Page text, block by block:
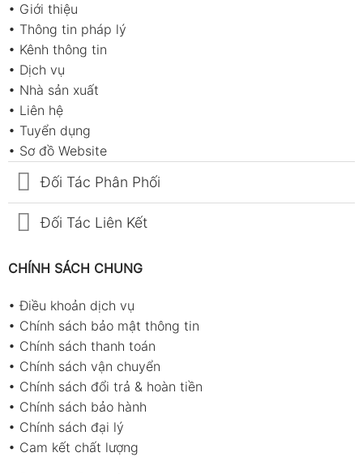
• Giới thiệu
• Thông tin pháp lý
• Kênh thông tin
• Dịch vụ
• Nhà sản xuất
• Liên hệ
• Tuyển dụng
• Sơ đồ Website
Đối Tác Phân Phối
Đối Tác Liên Kết
CHÍNH SÁCH CHUNG
•Điều khoản dịch vụ
• Chính sách bảo mật thông tin
• Chính sách thanh toán
• Chính sách vận chuyển
• Chính sách đổi trả & hoàn tiền
• Chính sách bảo hành
• Chính sách đại lý
• Cam kết chất lượng